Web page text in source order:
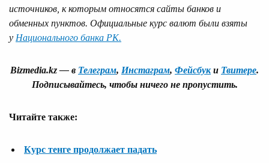
источников, к которым относятся сайты банков и
обменных пунктов. Официальные курс валют были взяты
у Национального банка РК.
Bizmedia.kz — в Телеграм, Инстаграм, Фейсбуки Твитере.
Подписывайтесь, чтобы ничего не пропустить.
Читайте также:
Курс тенге продолжает падать